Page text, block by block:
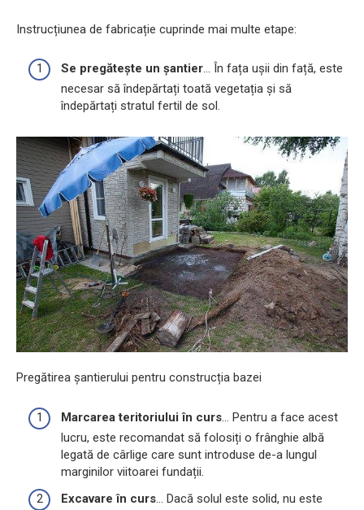
Instrucțiunea de fabricație cuprinde mai multe etape:
Se pregătește un șantier... În fața ușii din față, este
necesar să îndepărtați toată vegetația și să
îndepărtați stratul fertil de sol.
Pregătirea șantierului pentru construcția bazei
Marcarea teritoriului în curs... Pentru a face acest
lucru, este recomandat să folosiți o frânghie albă
legată de cârlige care sunt introduse de-a lungul
marginilor viitoarei fundații.
Excavare în curs... Dacă solul este solid, nu este